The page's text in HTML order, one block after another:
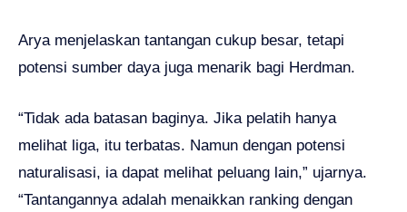
Arya menjelaskan tantangan cukup besar, tetapi
potensi sumber daya juga menarik bagi Herdman.
“Tidak ada batasan baginya. Jika pelatih hanya
melihat liga, itu terbatas. Namun dengan potensi
naturalisasi, ia dapat melihat peluang lain,” ujarnya.
“Tantangannya adalah menaikkan ranking dengan